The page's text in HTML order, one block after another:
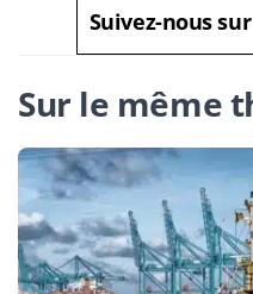
Suivez-nous
Sur le même